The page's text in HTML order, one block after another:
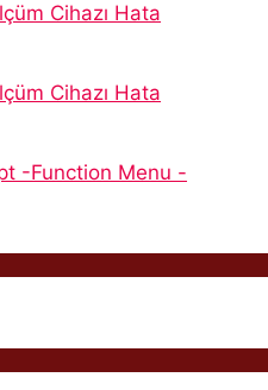
Cihazı Hata
Cihazı Hata
-Function Menu -